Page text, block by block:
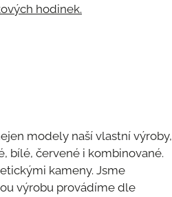
hodinek.
modely naší vlastní výroby,
bílé, červené i kombinované.
kameny. Jsme
výrobu provádíme dle